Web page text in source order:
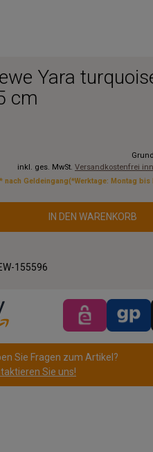
Yara
cm
inkl. ges. MwSt. Versandkostenfrei
nach Geldeingang(*Werktage: Montag bis
IN DEN WARENKORB
155596
Sie Fragen zum Artikel?
Sie uns!